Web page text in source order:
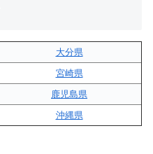
大分県
宮崎県
鹿児島県
沖縄県